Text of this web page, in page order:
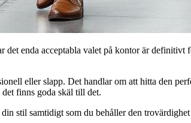
det enda acceptabla valet på kontor är
eller slapp. Det handlar om att hitta den
finns goda skäl till det.
stil samtidigt som du behåller den